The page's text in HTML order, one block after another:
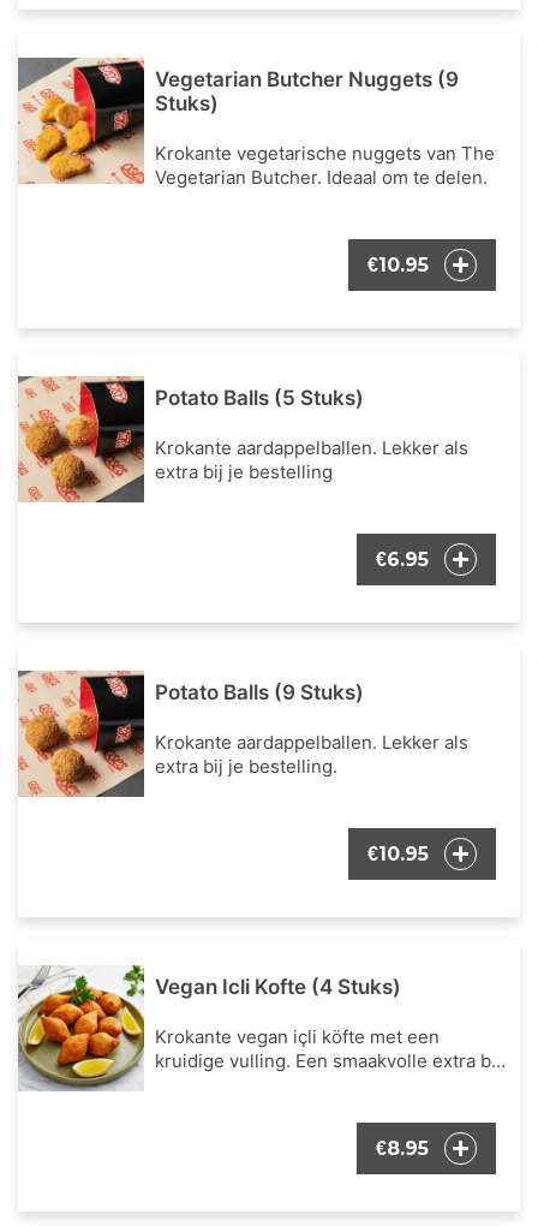
Vegetarian Butcher Nuggets (9
Stuks)
Krokante vegetarische nuggets van The
Vegetarian Butcher. Ideaal om te delen.
€10.95
Potato Balls (5 Stuks)
Krokante aardappelballen. Lekker als
extra bij je bestelling
€6.95
Potato Balls (9 Stuks)
Krokante aardappelballen. Lekker als
extra bij je bestelling.
€10.95
Vegan Icli Kofte (4 Stuks)
Krokante vegan içli köfte met een
kruidige vulling. Een smaakvolle extra bij
€8.95